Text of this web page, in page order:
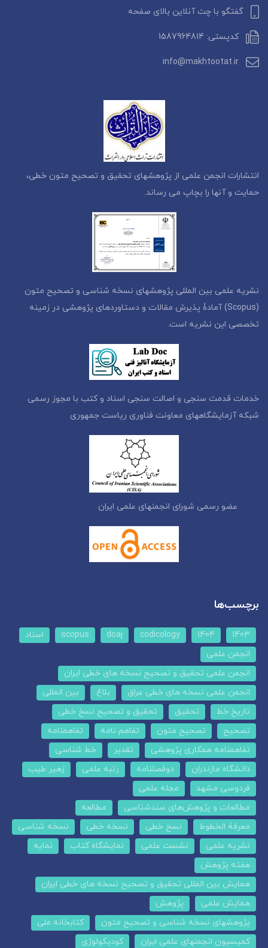
گفتگو با چت آنلاین بالای صفحه
کدپستی: 1587964814
info@makhtootat.ir
انتشارات انجمن علمی از پژوهشهای تحقیق و تصحیح متون خطی،
حمایت و آنها را بچاپ می رساند.
نشریه علمی بین المللی پژوهشهای نسخه شناسی و تصحیح متون
(Scopus) آمادۀ پذیرش مقالات و دستاوردهای پژوهشی در زمینه
تخصصی این نشریه است.
خدمات قدمت سنجی و اصالت سنجی اسناد و کتب با مجوز رسمی
شبکه آزمایشگاههای معاونت فناوری ریاست جمهوری
عضو رسمی شورای انجمنهای علمی ایران
برچسب‌ها
1403
1404
codicology
doaj
scopus
اسناد
انجمن علمی
انجمن علمی تحقیق و تصحیح نسخه های خطی ایران
انجمن علمی نسخه های خطی عراق
بلاغ
بین المللی
تاریخ خط
تحقیق
تحقیق و تصحیح نسخ خطی
تصحیح
تصحیح متون تفاهم نامه
تفاهمنامه
تفاهمنامه همکاری پژوهشی
تقدیر
خط شناسی
دانشگاه مازندران
دوفصلنامه رتبه علمی
زهیر طیب
فردوسی مشهد
مجله علمی
مطالعات و پژوهش‌های سندشناسی
مطالعه
معرفة الخطوط
نسخ خطی نسخه خطی
نسخه شناسی
نشریه علمی
نشست علمی نمایشگاه کتاب
نمایه
هفته پژوهش
همایش بین المللی تحقیق و تصحیح نسخه های خطی ایران
همایش علمی
پژوهش
پژوهشهای نسخه شناسی و تصحیح متون
کتابخانه ملی
کمیسیون انجمنهای علمی ایران
کودیکولوژی